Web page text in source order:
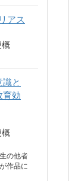
アス
と
効
の他者
作品に